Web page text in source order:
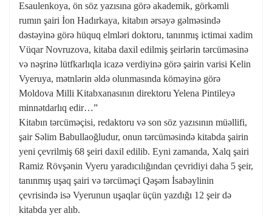
Esaulenkoya, ön söz yazısına görə akademik, görkəmli
rumın şairi İon Hadırkaya, kitabın ərsəyə gəlməsində
dəstəyinə görə hüquq elmləri doktoru, tanınmış ictimai xadim
Vüqar Novruzova, kitaba daxil edilmiş şeirlərin tərcüməsinə
və nəşrinə lütfkarlıqla icazə verdiyinə görə şairin varisi Kelin
Vyeruya, mətnlərin əldə olunmasında köməyinə görə
Moldova Milli Kitabxanasının direktoru Yelena Pintileyə
minnətdarlıq edir…”
Kitabın tərcüməçisi, redaktoru və son söz yazısının müəllifi,
şair Səlim Babullaoğludur, onun tərcüməsində kitabda şairin
yeni çevrilmiş 68 şeiri daxil edilib. Eyni zamanda, Xalq şairi
Ramiz Rövşənin Vyeru yaradıcılığından çevridiyi daha 5 şeir,
tanınmış uşaq şairi və tərcüməçi Qəşəm İsabəylinin
çevrisində isə Vyerunun uşaqlar üçün yazdığı 12 şeir də
kitabda yer alıb.